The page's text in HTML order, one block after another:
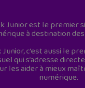
Junior est le premier
à destination
Junior, c’est aussi le
qui s’adresse
les aider à mieux
numérique.